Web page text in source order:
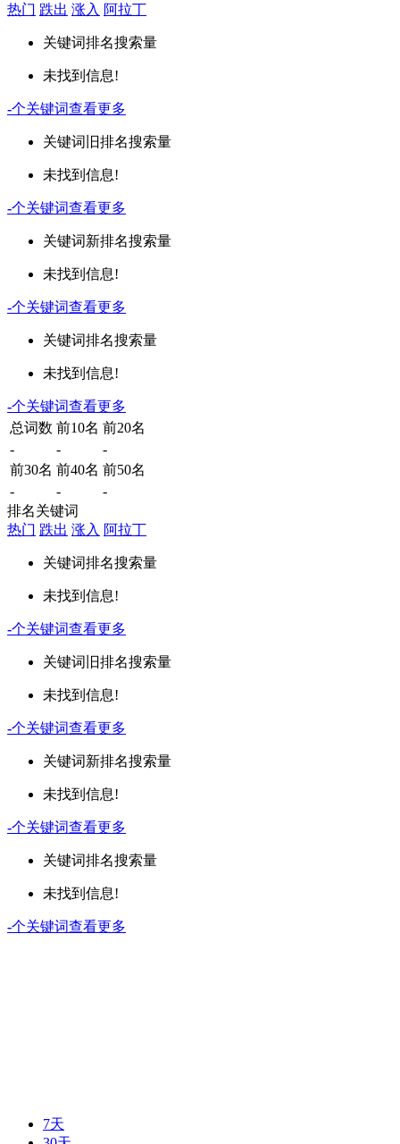
热门 跌出 涨入 阿拉丁
关键词排名搜索量
未找到信息!
-个关键词查看更多
关键词 旧排名搜索量
未找到信息!
-个关键词查看更多
关键词新排名搜索量
未找到信息!
-个关键词查看更多
关键词排名搜索量
未找到信息!
-个关键词查看更多
总词数 前10名 前20名
-
-
-
前30名 前40名 前50名
-
-
-
排名关键词
热门 跌出 涨入 阿拉丁
关键词排名搜索量
未找到信息!
-个关键词查看更多
关键词 旧排名搜索量
未找到信息!
-个关键词查看更多
关键词新排名搜索量
未找到信息!
-个关键词查看更多
关键词排名搜索量
未找到信息!
-个关键词查看更多
7天